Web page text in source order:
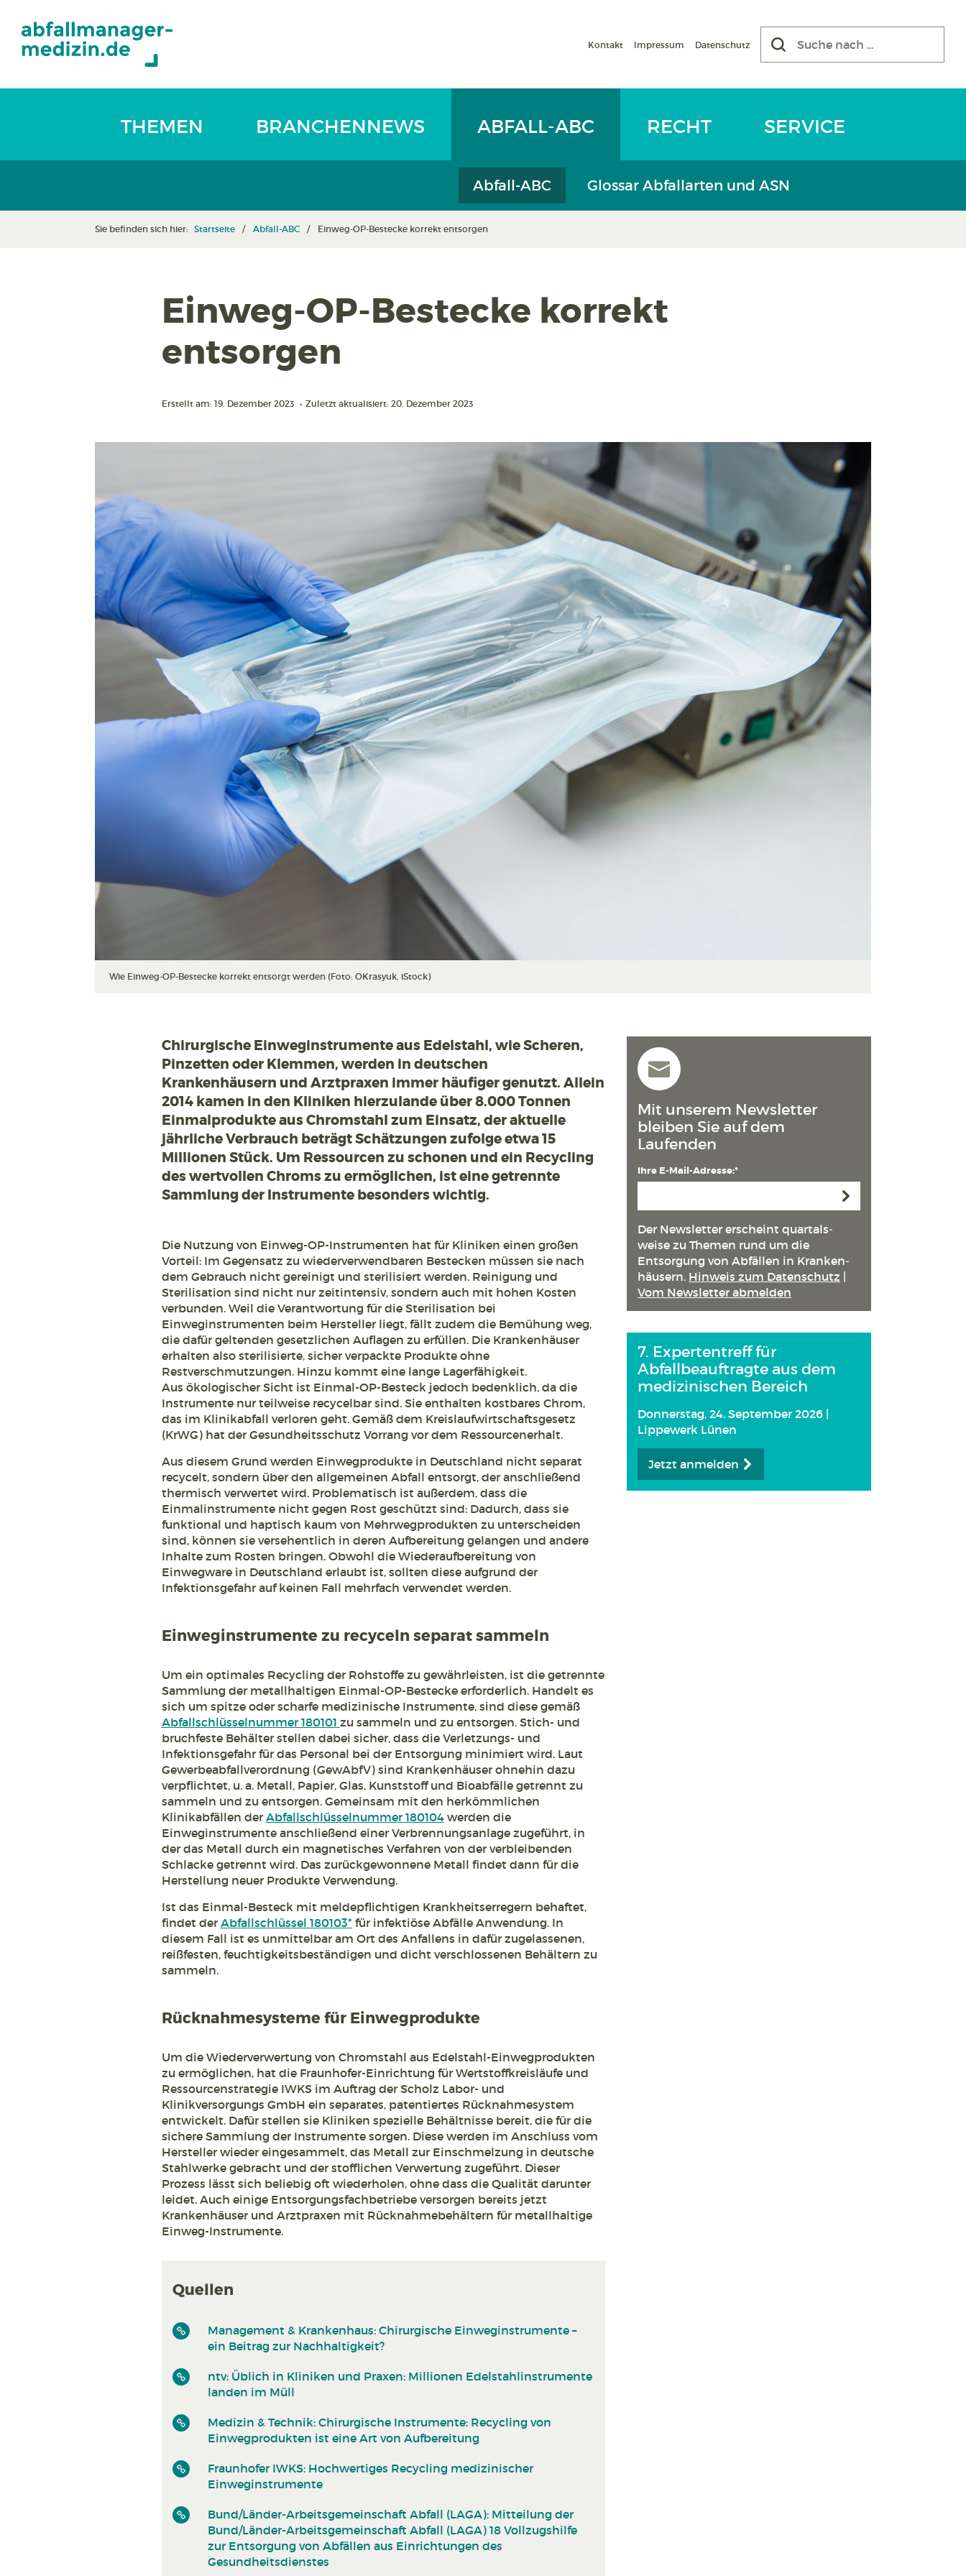
Kontakt Impressum Datenschutz
THEMEN BRANCHENNEWS ABFALL-ABC
Abfall-ABC Glossar Abfallarten und ASN
RECHT SERVICE
Sie befinden sich hier: Startseite Abfall-ABC Einweg-OP-Bestecke korrekt entsorgen
Einweg-OP-Bestecke korrekt
entsorgen
Erstellt am: 19. Dezember 2023 • Zuletzt aktualisiert: 20. Dezember 2023
Wie Einweg-OP-Bestecke korrekt entsorgt werden (Foto: OKrasyuk, iStock)
Chirurgische Einweginstrumente aus Edelstahl, wie Scheren,
Pinzetten oder Klemmen, werden in deutschen
Krankenhäusern und Arztpraxen immer häufiger genutzt. Allein
2014 kamen in den Kliniken hierzulande über 8.000 Tonnen
Einmalprodukte aus Chromstahl zum Einsatz, der aktuelle
jährliche Verbrauch beträgt Schätzungen zufolge etwa 15
Millionen Stück. Um Ressourcen zu schonen und ein Recycling
des wertvollen Chroms zu ermöglichen, ist eine getrennte
Sammlung der Instrumente besonders wichtig.
Die Nutzung von Einweg-OP-Instrumenten hat für Kliniken einen großen
Vorteil: Im Gegensatz zu wiederverwendbaren Bestecken müssen sie nach
dem Gebrauch nicht gereinigt und sterilisiert werden. Reinigung und
Sterilisation sind nicht nur zeitintensiv, sondern auch mit hohen Kosten
verbunden. Weil die Verantwortung für die Sterilisation bei
Einweginstrumenten beim Hersteller liegt, fällt zudem die Bemühung weg,
die dafür geltenden gesetzlichen Auflagen zu erfüllen. Die Krankenhäuser
erhalten also sterilisierte, sicher verpackte Produkte ohne
Restverschmutzungen. Hinzu kommt eine lange Lagerfähigkeit.
Aus ökologischer Sicht ist Einmal-OP-Besteck jedoch bedenklich, da die
Instrumente nur teilweise recycelbar sind. Sie enthalten kostbares Chrom,
das im Klinikabfall verloren geht. Gemäß dem Kreislaufwirtschaftsgesetz
(KrWG) hat der Gesundheitsschutz Vorrang vor dem Ressourcenerhalt.
Aus diesem Grund werden Einwegprodukte in Deutschland nicht separat
recycelt, sondern über den allgemeinen Abfall entsorgt, der anschließend
thermisch verwertet wird. Problematisch ist außerdem, dass die
Einmalinstrumente nicht gegen Rost geschützt sind: Dadurch, dass sie
funktional und haptisch kaum von Mehrwegprodukten zu unterscheiden
sind, können sie versehentlich in deren Aufbereitung gelangen und andere
Inhalte zum Rosten bringen. Obwohl die Wiederaufbereitung von
Einwegware in Deutschland erlaubt ist, sollten diese aufgrund der
Infektionsgefahr auf keinen Fall mehrfach verwendet werden.
Einweginstrumente zu recyceln separat sammeln
Um ein optimales Recycling der Rohstoffe zu gewährleisten, ist die getrennte
Sammlung der metallhaltigen Einmal-OP-Bestecke erforderlich. Handelt es
sich um spitze oder scharfe medizinische Instrumente, sind diese gemäß
Abfallschlüsselnummer 180101 zu sammeln und zu entsorgen. Stich- und
bruchfeste Behälter stellen dabei sicher, dass die Verletzungs- und
Infektionsgefahr für das Personal bei der Entsorgung minimiert wird. Laut
Gewerbeabfallverordnung (GewAbfV) sind Krankenhäuser ohnehin dazu
verpflichtet, u. a. Metall, Papier, Glas, Kunststoff und Bioabfälle getrennt zu
sammeln und zu entsorgen. Gemeinsam mit den herkömmlichen
Klinikabfällen derAbfallschlüsselnummer 180104werden die
Einweginstrumente anschließend einer Verbrennungsanlage zugeführt, in
der das Metall durch ein magnetisches Verfahren von der verbleibenden
Schlacke getrennt wird. Das zurückgewonnene Metall findet dann für die
Herstellung neuer Produkte Verwendung.
Ist das Einmal-Besteck mit meldepflichtigen Krankheitserregern behaftet,
findet derAbfallschlüssel 180103* für infektiöse Abfälle Anwendung. In
diesem Fall ist es unmittelbar am Ort des Anfallens in dafür zugelassenen,
reißfesten, feuchtigkeitsbeständigen und dicht verschlossenen Behältern zu
sammeln.
Rücknahmesysteme für Einwegprodukte
Um die Wiederverwertung von Chromstahl aus Edelstahl-Einwegprodukten
zu ermöglichen, hat die Fraunhofer-Einrichtung für Wertstoffkreisläufe und
Ressourcenstrategie IWKS im Auftrag der Scholz Labor- und
Klinikversorgungs GmbH ein separates, patentiertes Rücknahmesystem
entwickelt. Dafür stellen sie Kliniken spezielle Behältnisse bereit, die für die
sichere Sammlung der Instrumente sorgen. Diese werden im Anschluss vom
Hersteller wieder eingesammelt, das Metall zur Einschmelzung in deutsche
Stahlwerke gebracht und der stofflichen Verwertung zugeführt. Dieser
Prozess lässt sich beliebig oft wiederholen, ohne dass die Qualität darunter
leidet. Auch einige Entsorgungsfachbetriebe versorgen bereits jetzt
Krankenhäuser und Arztpraxen mit Rücknahmebehältern für metallhaltige
Einweg-Instrumente.
Quellen
Management & Krankenhaus: Chirurgische Einweginstrumente –
ein Beitrag zur Nachhaltigkeit?
ntv: Üblich in Kliniken und Praxen: Millionen Edelstahlinstrumente
landen im Müll
Medizin & Technik: Chirurgische Instrumente: Recycling von
Einwegprodukten ist eine Art von Aufbereitung
Fraunhofer IWKS: Hochwertiges Recycling medizinischer
Einweginstrumente
Bund/Länder-Arbeitsgemeinschaft Abfall (LAGA): Mitteilung der
Bund/Länder-Arbeitsgemeinschaft Abfall (LAGA) 18 Vollzugshilfe
zur Entsorgung von Abfällen aus Einrichtungen des
Gesundheitsdienstes
Mit unserem Newsletter
bleiben Sie auf dem
Laufenden
Ihre E-Mail-Adresse:*
Der Newsletter erscheint quartals­
weise zu Themen rund um die
Entsorgung von Abfällen in Kranken­
häusern. Hinweis zum Datenschutz |
Vom Newsletter abmelden
7. Expertentreff für
Abfallbeauftragte aus dem
medizinischen Bereich
Donnerstag, 24. September 2026 |
Lippewerk Lünen
Jetzt anmelden